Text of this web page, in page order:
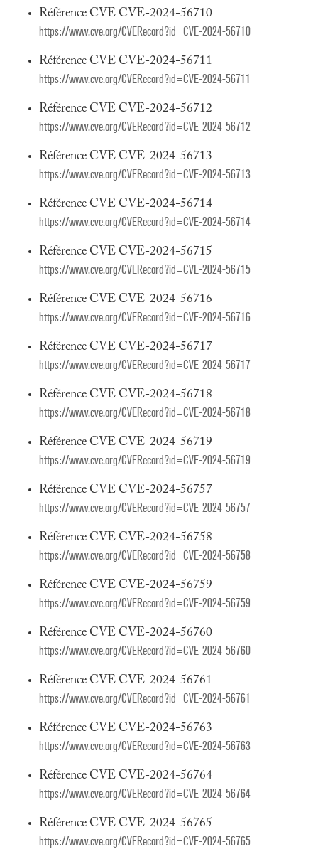
Référence CVE CVE-2024-56710
https://www.cve.org/CVERecord?id=CVE-2024-56710
Référence CVE CVE-2024-56711
https://www.cve.org/CVERecord?id=CVE-2024-56711
Référence CVE CVE-2024-56712
https://www.cve.org/CVERecord?id=CVE-2024-56712
Référence CVE CVE-2024-56713
https://www.cve.org/CVERecord?id=CVE-2024-56713
Référence CVE CVE-2024-56714
https://www.cve.org/CVERecord?id=CVE-2024-56714
Référence CVE CVE-2024-56715
https://www.cve.org/CVERecord?id=CVE-2024-56715
Référence CVE CVE-2024-56716
https://www.cve.org/CVERecord?id=CVE-2024-56716
Référence CVE CVE-2024-56717
https://www.cve.org/CVERecord?id=CVE-2024-56717
Référence CVE CVE-2024-56718
https://www.cve.org/CVERecord?id=CVE-2024-56718
Référence CVE CVE-2024-56719
https://www.cve.org/CVERecord?id=CVE-2024-56719
Référence CVE CVE-2024-56757
https://www.cve.org/CVERecord?id=CVE-2024-56757
Référence CVE CVE-2024-56758
https://www.cve.org/CVERecord?id=CVE-2024-56758
Référence CVE CVE-2024-56759
https://www.cve.org/CVERecord?id=CVE-2024-56759
Référence CVE CVE-2024-56760
https://www.cve.org/CVERecord?id=CVE-2024-56760
Référence CVE CVE-2024-56761
https://www.cve.org/CVERecord?id=CVE-2024-56761
Référence CVE CVE-2024-56763
https://www.cve.org/CVERecord?id=CVE-2024-56763
Référence CVE CVE-2024-56764
https://www.cve.org/CVERecord?id=CVE-2024-56764
Référence CVE CVE-2024-56765
https://www.cve.org/CVERecord?id=CVE-2024-56765